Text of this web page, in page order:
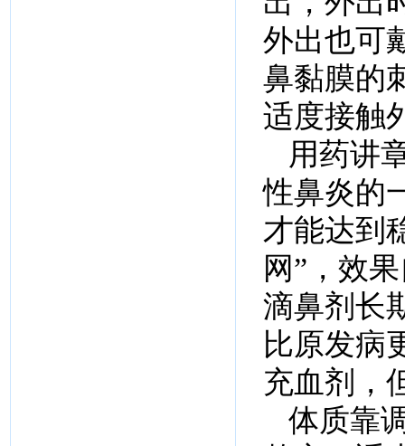
外出也可
鼻黏膜的
适度接触
用药讲
性鼻炎的
才能达到
网”，效
滴鼻剂长
比原发病
充血剂，
体质靠